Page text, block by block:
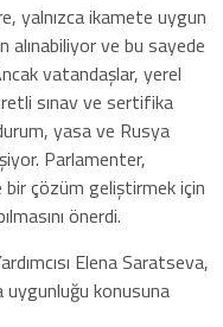
yalnızca ikamete uygun
alınabiliyor ve bu sayede
vatandaşlar, yerel
sınav ve sertifika
yasa ve Rusya
Parlamenter,
çözüm geliştirmek için
önerdi.
Elena Saratseva,
uygunluğu konusuna